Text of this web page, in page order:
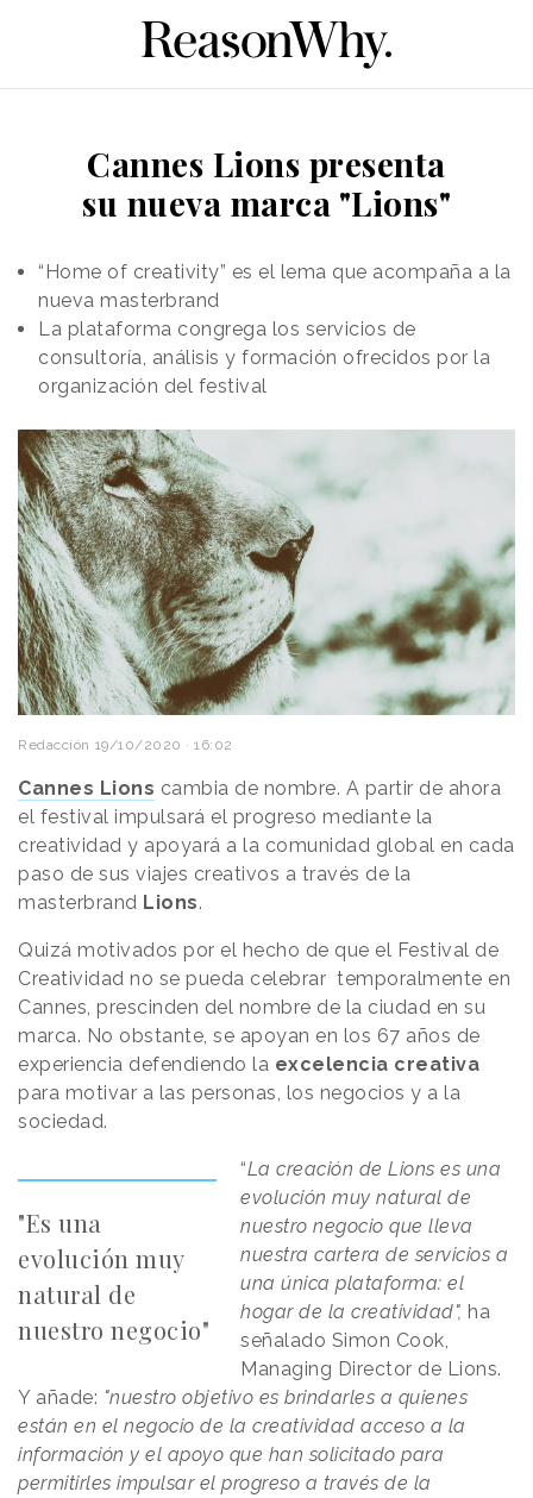
Cannes Lions presenta
su nueva marca "Lions"
“Home of creativity” es el lema que acompaña a la
nueva masterbrand
La plataforma congrega los servicios de
consultoría, análisis y formación ofrecidos por la
organización del festival
Redacción 19/10/2020 · 16:02
Cannes Lions cambia de nombre. A partir de ahora
el festival impulsará el progreso mediante la
creatividad y apoyará a la comunidad global en cada
paso de sus viajes creativos a través de la
masterbrand Lions.
Quizá motivados por el hecho de que el Festival de
Creatividad no se pueda celebrar temporalmente en
Cannes, prescinden del nombre de la ciudad en su
marca. No obstante, se apoyan en los 67 años de
experiencia defendiendo la excelencia creativa
para motivar a las personas, los negocios y a la
sociedad.
"Es una
evolución muy
natural de
nuestro negocio"
“La creación de Lions es una
evolución muy natural de
nuestro negocio que lleva
nuestra cartera de servicios a
una única plataforma: el
hogar de la creatividad", ha
señalado Simon Cook,
Managing Director de Lions.
Y añade: "nuestro objetivo es brindarles a quienes
están en el negocio de la creatividad acceso a la
información y el apoyo que han solicitado para
permitirles impulsar el progreso a través de la